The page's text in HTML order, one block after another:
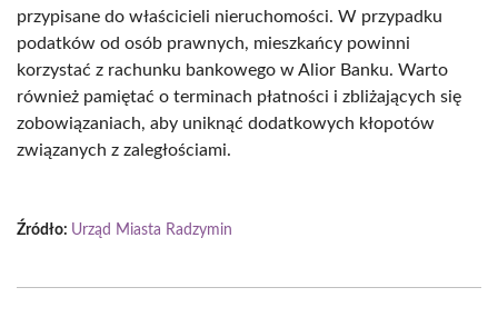
przypisane do właścicieli nieruchomości. W przypadku
podatków od osób prawnych, mieszkańcy powinni
korzystać z rachunku bankowego w Alior Banku. Warto
również pamiętać o terminach płatności i zbliżających się
zobowiązaniach, aby uniknąć dodatkowych kłopotów
związanych z zaległościami.
Źródło: Urząd Miasta Radzymin